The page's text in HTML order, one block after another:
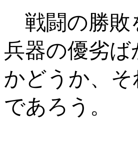
戦闘の勝敗
兵器の優劣
かどうか、
であろう。